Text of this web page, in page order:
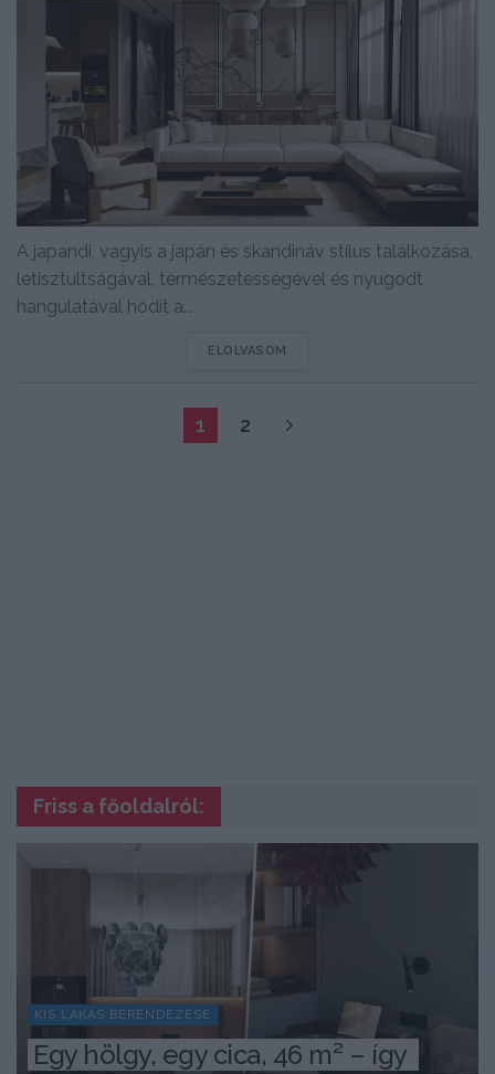
A japandi, vagyis a japán és skandináv stílus találkozása,
letisztultságával, természetességével és nyugodt
hangulatával hódít a...
ELOLVASOM
1 2
Friss a főoldalról:
KIS LAKÁS BERENDEZÉSE
Egy hölgy, egy cica, 46 m² – így